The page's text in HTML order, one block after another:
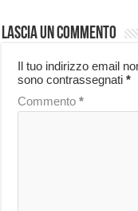
Lascia un commento
Il tuo indirizzo email
sono contrassegnati*
Commento*